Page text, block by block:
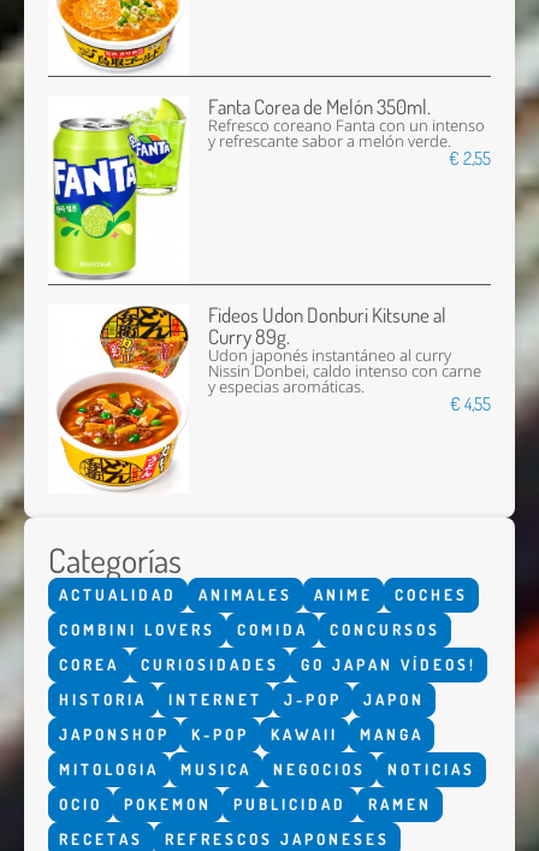
Fanta Corea de Melón 350ml.
Refresco coreano Fanta con un intenso
y refrescante sabor a melón verde.
€ 2,55
Fideos Udon Donburi Kitsune al
Curry 89g.
Udon japonés instantáneo al curry
Nissin Donbei, caldo intenso con carne
y especias aromáticas.
€ 4,55
Categorías
ACTUALIDAD ANIMALES ANIME
COCHES
COMBINI LOVERS
COMIDA
CONCURSOS
COREA
CURIOSIDADES
GO JAPAN VÍDEOS!
HISTORIA
INTERNET J-POP
JAPON
JAPONSHOP
K-POP KAWAII
MANGA
MITOLOGIA
MUSICA NEGOCIOS
NOTICIAS
OCIO
POKEMON PUBLICIDAD
RAMEN
RECETAS
REFRESCOS JAPONESES